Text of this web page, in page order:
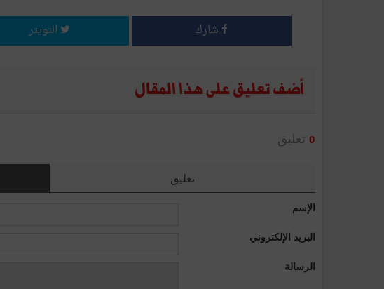
شارك التويتر
أضف تعليق على هذا المقال
0 تعليق
تعليق
الإسم
البريد الإلكتروني
الرسالة